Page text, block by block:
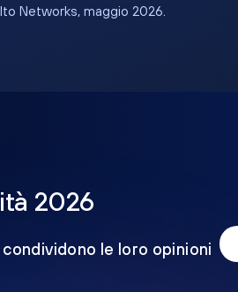
Networks, maggio 2026.
2026
le loro opinioni